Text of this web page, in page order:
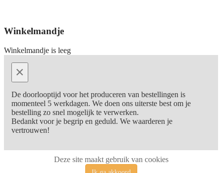
Winkelmandje
Winkelmandje is leeg
×
De doorlooptijd voor het produceren van bestellingen is
momenteel 5 werkdagen. We doen ons uiterste best om je
bestelling zo snel mogelijk te verwerken.
Bedankt voor je begrip en geduld. We waarderen je
vertrouwen!
Deze site maakt gebruik van cookies